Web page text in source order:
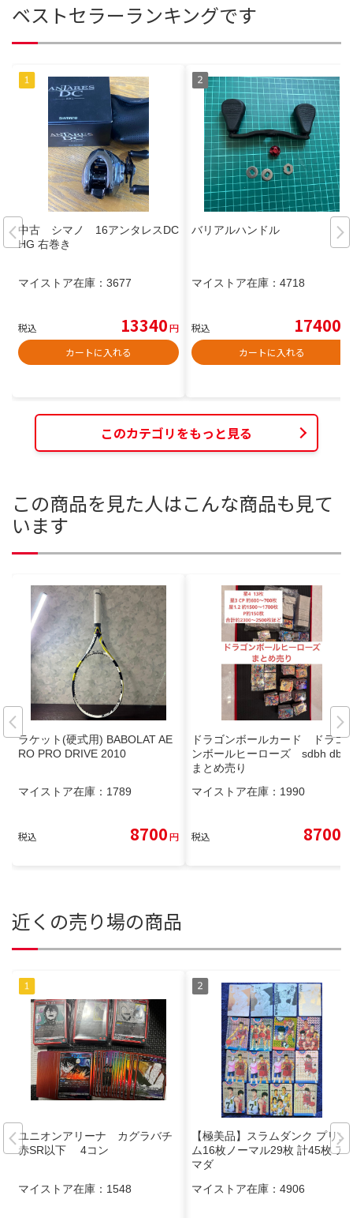
ベストセラーランキングです
中古 シマノ 16アンタレスDC
HG 右巻き
マイストア在庫： 3677
税込 13340円
カートに入れる
バリアルハンドル
マイストア在庫： 4718
税込 17400
カートに入れる
このカテゴリをもっと見る
この商品を見た人はこんな商品も見て
います
ラケット(硬式用) BABOLAT AE
RO PRO DRIVE 2010
マイストア在庫： 1789
税込 8700円
ドラゴンボールカード ドラゴ
ンボールヒーローズ sdbh dbh
まとめ売り
マイストア在庫： 1990
税込 8700
近くの売り場の商品
ユニオンアリーナ カグラバチ
赤SR以下 4コン
マイストア在庫： 1548
【極美品】スラムダンク プリズ
ム16枚ノーマル29枚 計45枚 ア
マダ
マイストア在庫： 4906